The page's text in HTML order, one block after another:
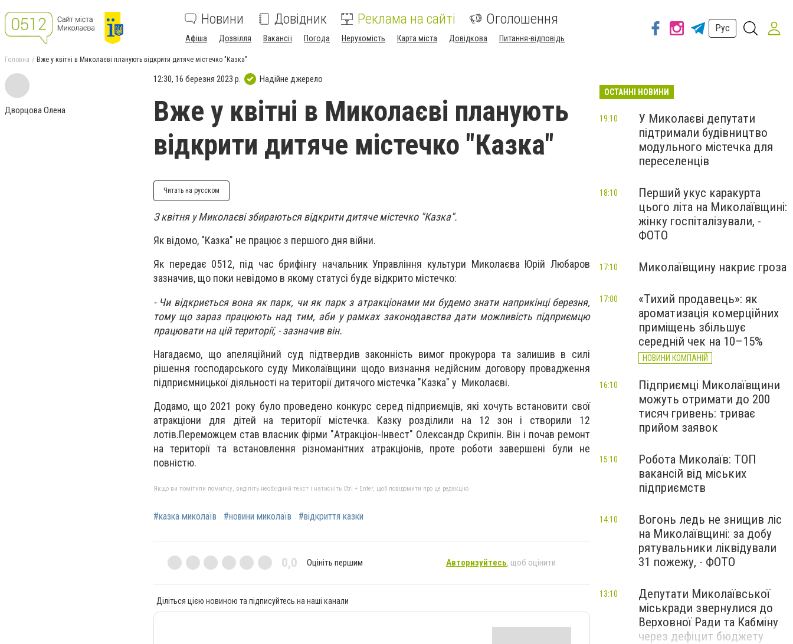
Новини Довідник Реклама на сайті Оголошення
Афіша Дозвілля Вакансії Погода Нерухомість Карта міста Довідкова Питання-відповідь
Рус
Головна Вже у квітні в Миколаєві планують відкрити дитяче містечко "Казка"
Дворцова Олена
12:30, 16 березня 2023 р. Надійне джерело
Вже у квітні в Миколаєві планують
відкрити дитяче містечко "Казка"
Читать на русском
З квітня у Миколаєві збираються відкрити дитяче містечко "Казка".
Як відомо, "Казка" не працює з першого дня війни.
Як передає 0512, під час брифінгу начальник Управління культури Миколаєва Юрій Любаров
зазначив, що поки невідомо в якому статусі буде відкрито містечко:
- Чи відкриється вона як парк, чи як парк з атракціонами ми будемо знати наприкінці березня,
тому що зараз працюють над тим, аби у рамках законодавства дати можливість підприємцю
працювати на цій території, - зазначив він.
Нагадаємо, що апеляційний суд підтвердив законність вимог прокурора та залишив в силі
рішення господарського суду Миколаївщини щодо визнання недійсним договору провадження
підприємницької діяльності на території дитячого містечка "Казка" у Миколаєві.
Додамо, що 2021 року було проведено конкурс серед підприємців, які хочуть встановити свої
атракціони для дітей на території містечка. Казку розділили на 12 зон і створили 12
лотів.Переможцем став власник фірми "Атракціон-Інвест" Олександр Скрипін. Він і почав ремонт
на території та встановлення різноманітних атракціонів, проте роботи завершені були не
повністю.
Якщо ви помітили помилку, виділіть необхідний текст і натисніть Ctrl + Enter, щоб повідомити про це редакцію
#казка миколаїв #новини миколаїв #відкриття казки
0,0 Оцініть першим Авторизуйтесь, щоб оцінити
Діліться цією новиною та підписуйтесь на наші канали
ОСТАННІ НОВИНИ
У Миколаєві депутати
підтримали будівництво
модульного містечка для
переселенців
19:10
Перший укус каракурта
цього літа на Миколаївщині:
жінку госпіталізували, -
ФОТО
18:10
Миколаївщину накриє гроза
17:10
«Тихий продавець»: як
ароматизація комерційних
приміщень збільшує
середній чек на 10–15%
НОВИНИ КОМПАНІЙ
17:00
Підприємці Миколаївщини
можуть отримати до 200
тисяч гривень: триває
прийом заявок
16:10
Робота Миколаїв: ТОП
вакансій від міських
підприємств
15:10
Вогонь ледь не знищив ліс
на Миколаївщині: за добу
рятувальники ліквідували
31 пожежу, - ФОТО
14:10
Депутати Миколаївської
міськради звернулися до
Верховної Ради та Кабміну
через дефіцит бюджету
13:10